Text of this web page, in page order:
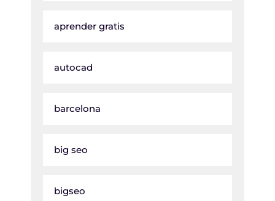
aprender gratis
autocad
barcelona
big seo
bigseo